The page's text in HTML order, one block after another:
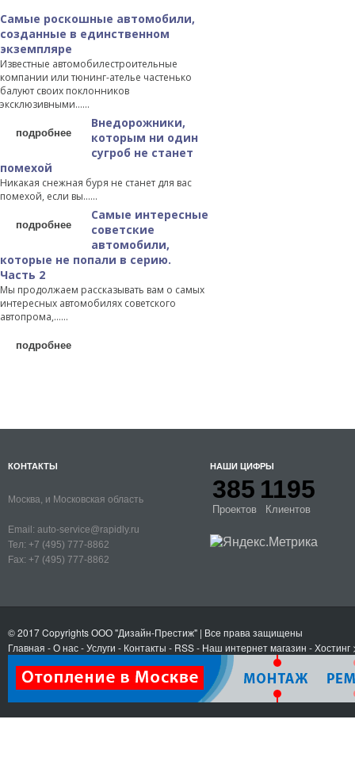
Самые роскошные автомобили,
созданные в единственном
экземпляре
Известные автомобилестроительные
компании или тюнинг-ателье частенько
балуют своих поклонников
эксклюзивными…...
подробнее
Внедорожники,
которым ни один
сугроб не станет
помехой
Никакая снежная буря не станет для вас
помехой, если вы…...
подробнее
Самые интересные
советские
автомобили,
которые не попали в серию.
Часть 2
Мы продолжаем рассказывать вам о самых
интересных автомобилях советского
автопрома,…...
подробнее
КОНТАКТЫ
Москва, и Московская область
Email: auto-service@rapidly.ru
Тел: +7 (495) 777-8862
Fax: +7 (495) 777-8862
НАШИ ЦИФРЫ
385
Проектов
1195
Клиентов
© 2017 CopyrightsООО "Дизайн-Престиж" | Все права защищены
Главная -О нас-Услуги - Контакты - RSS- Наш интернет магазин -Хостинг